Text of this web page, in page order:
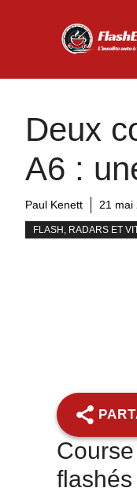
Deux
A6 :
Paul Kenett 21 mai
FLASH, RADARS ET
flashés